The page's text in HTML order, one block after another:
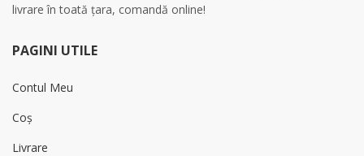
livrare în toată țara, comandă online!
PAGINI UTILE
Contul Meu
Coș
Livrare